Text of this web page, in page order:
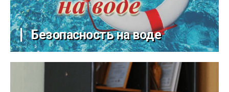
Безопасность на воде